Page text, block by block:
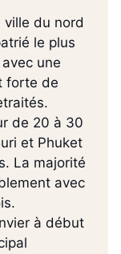
ville du nord
le plus
une
forte de
de 20 à 30
et Phuket
La majorité
avec
à début